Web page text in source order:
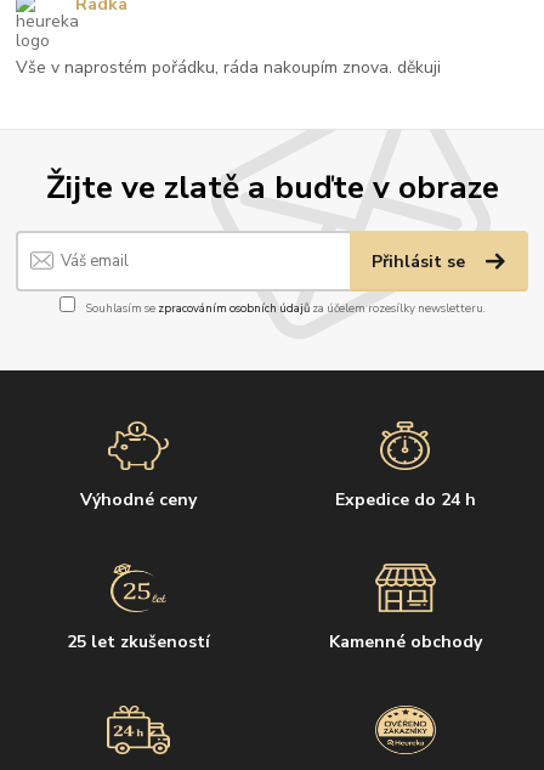
Žijte ve zlatě a buďte v obraze
Přihlásit se
Souhlasím se zpracováním osobních údajůza účelem rozesílky newsletteru.
Výhodné ceny Expedice do 24 h
25 let zkušeností Kamenné obchody
Vše v naprostém pořádku, ráda nakoupím znova. děkuji
Radka